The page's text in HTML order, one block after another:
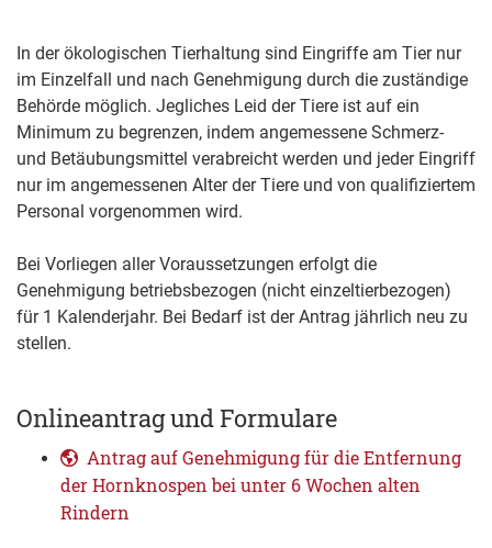
In der ökologischen Tierhaltung sind Eingriffe am Tier nur
im Einzelfall und nach Genehmigung durch die zuständige
Behörde möglich. Jegliches Leid der Tiere ist auf ein
Minimum zu begrenzen, indem angemessene Schmerz-
und Betäubungsmittel verabreicht werden und jeder Eingriff
nur im angemessenen Alter der Tiere und von qualifiziertem
Personal vorgenommen wird.
Bei Vorliegen aller Voraussetzungen erfolgt die
Genehmigung betriebsbezogen (nicht einzeltierbezogen)
für 1 Kalenderjahr. Bei Bedarf ist der Antrag jährlich neu zu
stellen.
Onlineantrag und Formulare
Antrag auf Genehmigung für die Entfernung
der Hornknospen bei unter 6 Wochen alten
Rindern